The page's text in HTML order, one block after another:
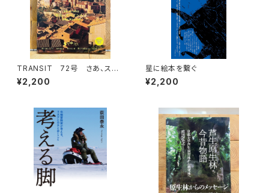
TRANSIT 72号 さあ、スペ
インへ！ 太陽と海と土の国
¥2,200
星に絵本を繋ぐ
¥2,200